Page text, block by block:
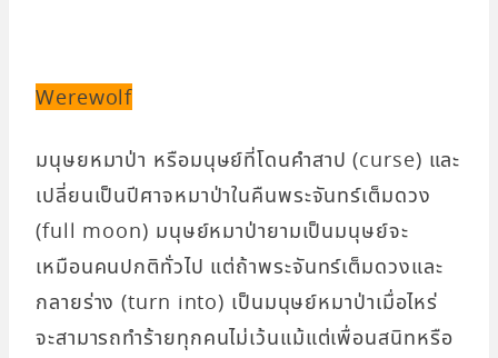
Werewolf
มนุษยหมาป่า หรือมนุษย์ที่โดนคำสาป (curse) และ
เปลี่ยนเป็นปีศาจหมาป่าในคืนพระจันทร์เต็มดวง
(full moon) มนุษย์หมาป่ายามเป็นมนุษย์จะ
เหมือนคนปกติทั่วไป แต่ถ้าพระจันทร์เต็มดวงและ
กลายร่าง (turn into) เป็นมนุษย์หมาป่าเมื่อไหร่
จะสามารถทำร้ายทุกคนไม่เว้นแม้แต่เพื่อนสนิทหรือ